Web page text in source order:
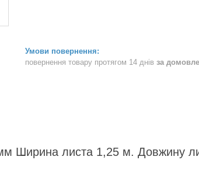
повернення товару протягом 14 днів за
Ширина листа 1,25 м. Довжину